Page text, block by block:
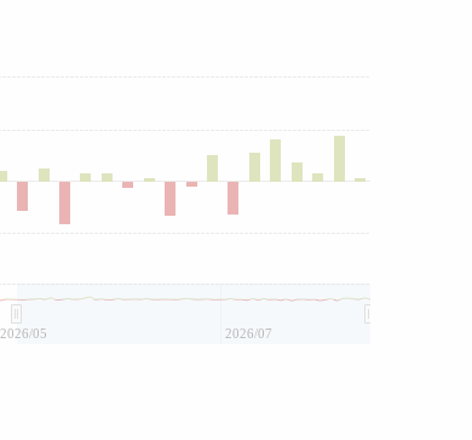
2026/05 2026/07